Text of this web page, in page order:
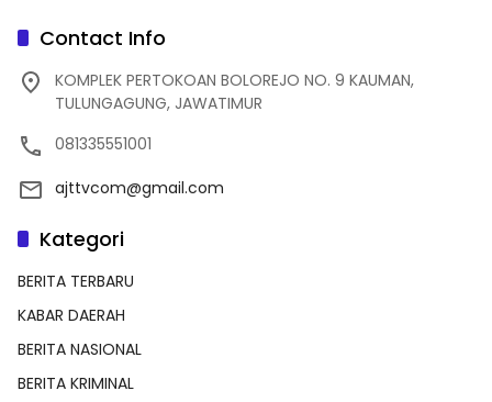
Contact Info
KOMPLEK PERTOKOAN BOLOREJO NO. 9 KAUMAN,
TULUNGAGUNG, JAWATIMUR
081335551001
ajttvcom@gmail.com
Kategori
BERITA TERBARU
KABAR DAERAH
BERITA NASIONAL
BERITA KRIMINAL